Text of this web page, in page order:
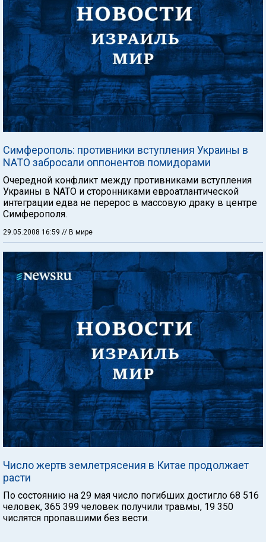
Симферополь: противники вступления Украины в
NATO забросали оппонентов помидорами
Очередной конфликт между противниками вступления
Украины в NАТО и сторонниками евроатлантической
интеграции едва не перерос в массовую драку в центре
Симферополя.
29.05.2008 16:59 // В мире
Число жертв землетрясения в Китае продолжает
расти
По состоянию на 29 мая число погибших достигло 68 516
человек, 365 399 человек получили травмы, 19 350
числятся пропавшими без вести.